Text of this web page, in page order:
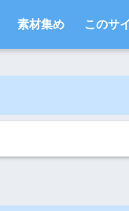
素材集め このサ